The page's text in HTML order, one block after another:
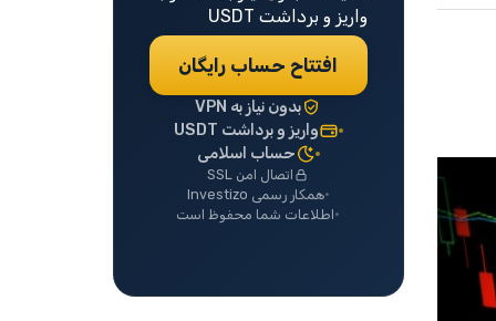
واریز و برداشت USDT
افتتاح حساب رایگان
بدون نیاز به VPN
واریز و برداشت USDT
حساب اسلامی
اتصال امن SSL
همکار رسمی Investizo
اطلاعات شما محفوظ است